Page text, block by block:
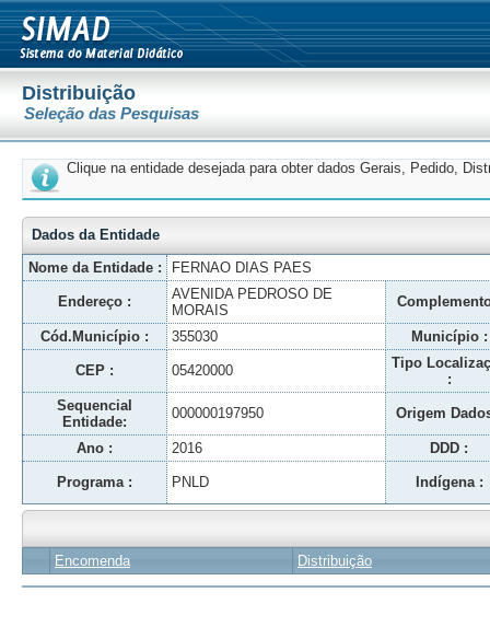
Distribuição
Seleção das Pesquisas
Clique na entidade desejada para obter dados Gerais, Pedido,
Dados da Entidade
Nome da Entidade :
FERNAO DIAS PAES
Endereço :
AVENIDA PEDROSO DE
MORAIS
Cód.Município : 355030 Município :
CEP : 05420000
Tipo
:
Sequencial
Entidade:
000000197950 Origem
Ano : 2016 DDD :
Programa : PNLD Indígena :
Encomenda Distribuição